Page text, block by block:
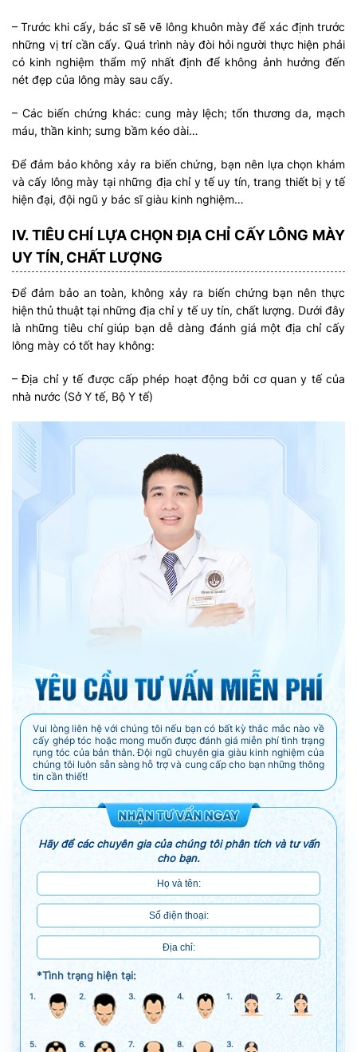
– Trước khi cấy, bác sĩ sẽ vẽ lông khuôn mày để xác định trước
những vị trí cần cấy. Quá trình này đòi hỏi người thực hiện phải
có kinh nghiệm thẩm mỹ nhất định để không ảnh hưởng đến
nét đẹp của lông mày sau cấy.
– Các biến chứng khác: cung mày lệch; tổn thương da, mạch
máu, thần kinh; sưng bầm kéo dài…
Để đảm bảo không xảy ra biến chứng, bạn nên lựa chọn khám
và cấy lông mày tại những địa chỉ y tế uy tín, trang thiết bị y tế
hiện đại, đội ngũ y bác sĩ giàu kinh nghiệm…
IV. TIÊU CHÍ LỰA CHỌN ĐỊA CHỈ CẤY LÔNG MÀY
UY TÍN, CHẤT LƯỢNG
Để đảm bảo an toàn, không xảy ra biến chứng bạn nên thực
hiện thủ thuật tại những địa chỉ y tế uy tín, chất lượng. Dưới đây
là những tiêu chí giúp bạn dễ dàng đánh giá một địa chỉ cấy
lông mày có tốt hay không:
– Địa chỉ y tế được cấp phép hoạt động bởi cơ quan y tế của
nhà nước (Sở Y tế, Bộ Y tế)
Vui lòng liên hệ với chúng tôi nếu bạn có bất kỳ thắc mắc nào về
cấy ghép tóc hoặc mong muốn được đánh giá miễn phí tình trạng
rụng tóc của bản thân. Đội ngũ chuyên gia giàu kinh nghiệm của
chúng tôi luôn sẵn sàng hỗ trợ và cung cấp cho bạn những thông
tin cần thiết!
Hãy để các chuyên gia của chúng tôi phân tích và tư vấn
cho bạn.
*Tình trạng hiện tại:
1. 2. 3. 4. 1. 2.
5. 6. 7. 8. 3.